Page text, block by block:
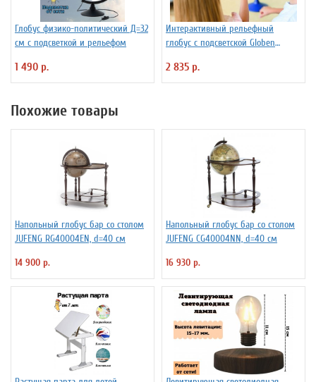
Глобус физико-политический Д=32
см с подсветкой и рельефом
1 490 р.
Интерактивный рельефный
глобус с подсветской Globen
2 835 р.
Похожие товары
Напольный глобус бар со столом
JUFENG RG40004EN, d=40 см
14 900 р.
Напольный глобус бар со столом
JUFENG CG40004NN, d=40 см
16 930 р.